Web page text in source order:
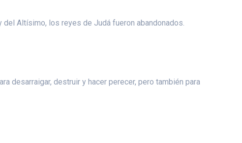
Altísimo, los reyes de Judá fueron abandonados.
desarraigar, destruir y hacer perecer, pero también para